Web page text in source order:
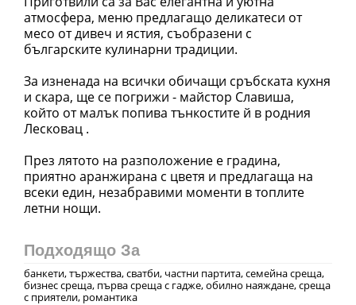
атмосфера, меню предлагащо деликатеси от
месо от дивеч и ястия, съобразени с
българските кулинарни традиции.
За изненада на всички обичащи сръбската кухня
и скара, ще се погрижи - майстор Славиша,
който от малък попива тънкостите й в родния
Лесковац .
През лятото на разположение е градина,
приятно аранжирана с цветя и предлагаща на
всеки един, незабравими моменти в топлите
Подходящо За
банкети, тържества, сватби, частни партита, семейна среща,
бизнес среща, първа среща с гадже, обилно наяждане, среща
с приятели, романтика